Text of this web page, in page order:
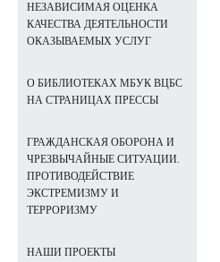
НЕЗАВИСИМАЯ ОЦЕНКА
КАЧЕСТВА ДЕЯТЕЛЬНОСТИ
ОКАЗЫВАЕМЫХ УСЛУГ
О БИБЛИОТЕКАХ МБУК ВЦБС
НА СТРАНИЦАХ ПРЕССЫ
ГРАЖДАНСКАЯ ОБОРОНА И
ЧРЕЗВЫЧАЙНЫЕ СИТУАЦИИ.
ПРОТИВОДЕЙСТВИЕ
ЭКСТРЕМИЗМУ И
ТЕРРОРИЗМУ
НАШИ ПРОЕКТЫ